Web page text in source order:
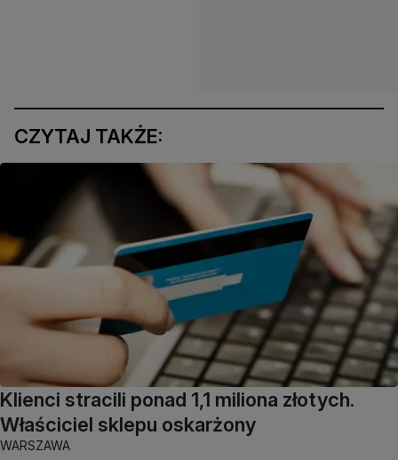
CZYTAJ TAKŻE:
Klienci stracili ponad 1,1 miliona złotych.
Właściciel sklepu oskarżony
WARSZAWA